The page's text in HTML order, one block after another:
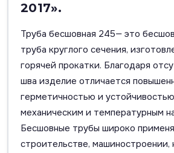
2017».
Труба бесшовная 245— это
труба круглого сечения,
горячей прокатки. Благодаря
шва изделие отличается
герметичностью и
механическим и температурным
Бесшовные трубы широко
строительстве, машиностроении,